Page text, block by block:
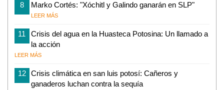
8 Marko Cortés: "Xóchitl y Galindo ganarán en SLP"
LEER MÁS
11
Crisis del agua en la Huasteca Potosina: Un llamado a
la acción
LEER MÁS
12
Crisis climática en san luis potosí: Cañeros y
ganaderos luchan contra la sequía